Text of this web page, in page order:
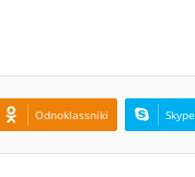
Odnoklassniki Skype